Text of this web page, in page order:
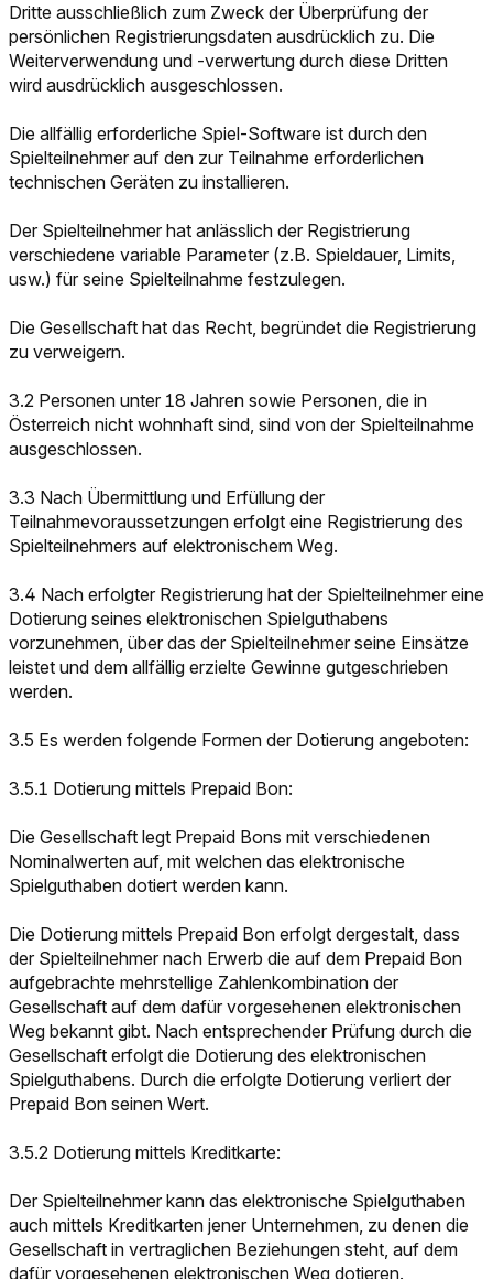
Dritte ausschließlich zum Zweck der Überprüfung der
persönlichen Registrierungsdaten ausdrücklich zu. Die
Weiterverwendung und -verwertung durch diese Dritten
wird ausdrücklich ausgeschlossen.
Die allfällig erforderliche Spiel-Software ist durch den
Spielteilnehmer auf den zur Teilnahme erforderlichen
technischen Geräten zu installieren.
Der Spielteilnehmer hat anlässlich der Registrierung
verschiedene variable Parameter (z.B. Spieldauer, Limits,
usw.) für seine Spielteilnahme festzulegen.
Die Gesellschaft hat das Recht, begründet die Registrierung
zu verweigern.
3.2 Personen unter 18 Jahren sowie Personen, die in
Österreich nicht wohnhaft sind, sind von der Spielteilnahme
ausgeschlossen.
3.3 Nach Übermittlung und Erfüllung der
Teilnahmevoraussetzungen erfolgt eine Registrierung des
Spielteilnehmers auf elektronischem Weg.
3.4 Nach erfolgter Registrierung hat der Spielteilnehmer eine
Dotierung seines elektronischen Spielguthabens
vorzunehmen, über das der Spielteilnehmer seine Einsätze
leistet und dem allfällig erzielte Gewinne gutgeschrieben
werden.
3.5 Es werden folgende Formen der Dotierung angeboten:
3.5.1 Dotierung mittels Prepaid Bon:
Die Gesellschaft legt Prepaid Bons mit verschiedenen
Nominalwerten auf, mit welchen das elektronische
Spielguthaben dotiert werden kann.
Die Dotierung mittels Prepaid Bon erfolgt dergestalt, dass
der Spielteilnehmer nach Erwerb die auf dem Prepaid Bon
aufgebrachte mehrstellige Zahlenkombination der
Gesellschaft auf dem dafür vorgesehenen elektronischen
Weg bekannt gibt. Nach entsprechender Prüfung durch die
Gesellschaft erfolgt die Dotierung des elektronischen
Spielguthabens. Durch die erfolgte Dotierung verliert der
Prepaid Bon seinen Wert.
3.5.2 Dotierung mittels Kreditkarte:
Der Spielteilnehmer kann das elektronische Spielguthaben
auch mittels Kreditkarten jener Unternehmen, zu denen die
Gesellschaft in vertraglichen Beziehungen steht, auf dem
dafür vorgesehenen elektronischen Weg dotieren.